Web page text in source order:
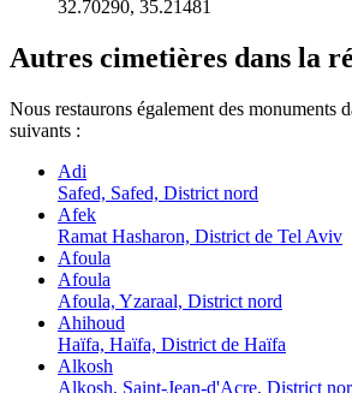
32.70290, 35.21481
Autres cimetières dans la
Nous restaurons également des monuments
suivants :
Adi
Safed, Safed, District nord
Afek
Ramat Hasharon, District de Tel Aviv
Afoula
Afoula
Afoula, Yzaraal, District nord
Ahihoud
Haïfa, Haïfa, District de Haïfa
Alkosh
Alkosh, Saint-Jean-d'Acre, District